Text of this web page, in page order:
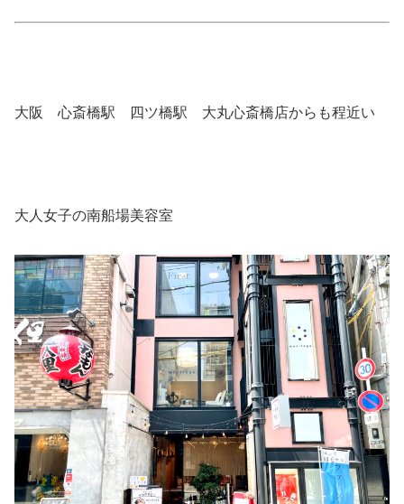
大阪 心斎橋駅 四ツ橋駅 大丸心斎橋店からも程近い
大人女子の南船場美容室